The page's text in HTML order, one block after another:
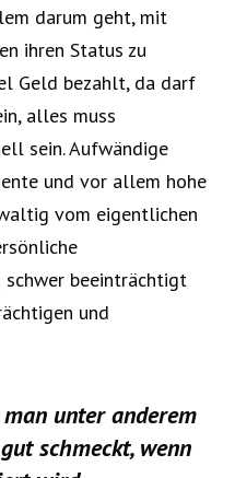
darum geht, mit
ihren Status zu
Geld bezahlt, da darf
alles muss
sein. Aufwändige
und vor allem hohe
vom eigentlichen
schwer beeinträchtigt
und
man unter anderem
schmeckt, wenn